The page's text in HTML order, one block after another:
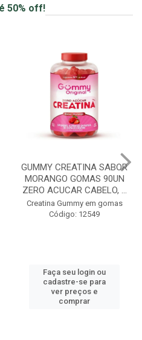
50% off!
GUMMY CREATINA SABOR
MORANGO GOMAS 90UN
ZERO ACUCAR CABELO, ...
Creatina Gummy em gomas
Código: 12549
Faça seu login ou
cadastre-se para
ver preços e
comprar